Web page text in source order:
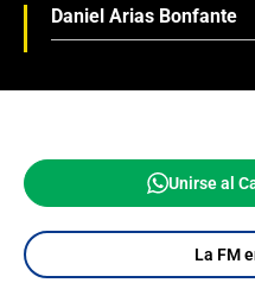
Daniel Arias Bonfante
Unirse al
La FM